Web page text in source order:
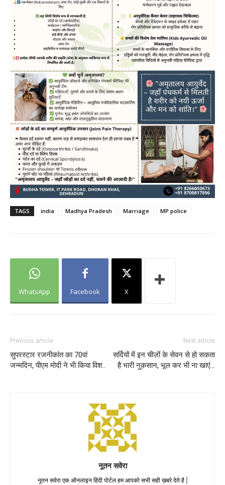
TAGS india Madhya Pradesh Marriage MP police
WhatsApp Facebook X
Previous article
सुपरस्टार रजनीकांत का 70वां
जन्मदिन, पीएम मोदी ने भी किया विश..
Next article
सर्दियों में इन चीज़ों के सेवन से हो सकता
है भारी नुक़सान, भूल कर भी ना खाएं…
नूतन सवेरा
नूतन सवेरा एक ऑनलाइन हिंदी पोर्टल हम आपको सभी सही ख़बरे देते है |